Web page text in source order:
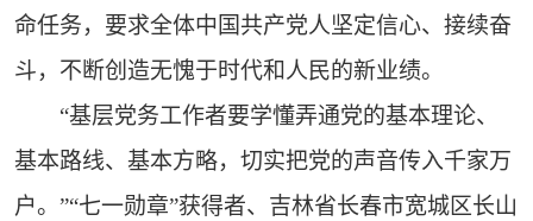
命任务，要求全体中国共产党人坚定信心、接续奋
斗，不断创造无愧于时代和人民的新业绩。
“基层党务工作者要学懂弄通党的基本理论、
基本路线、基本方略，切实把党的声音传入千家万
户。”“七一勋章”获得者、吉林省长春市宽城区长山